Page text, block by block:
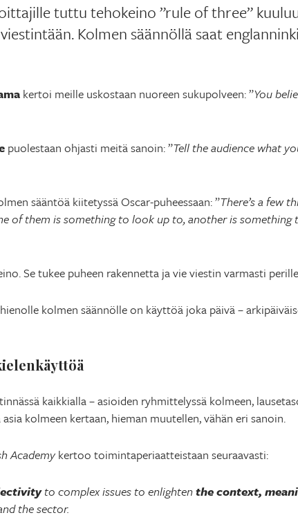
tuttu tehokeino ”rule of three”
Kolmen säännöllä saat
kertoi meille uskostaan nuoreen sukupolveen: ”You
puolestaan ohjasti meitä sanoin: ”Tell the audience what
sääntöä kiitetyssä Oscar-puheessaan: ”There’s a few
of them is something to look up to, another is
Se tukee puheen rakennetta ja vie viestin varmasti
kolmen säännölle on käyttöä joka päivä –
kaikkialla – asioiden ryhmittelyssä kolmeen,
kolmeen kertaan, hieman muutellen, vähän eri sanoin.
Academykertoo toimintaperiaatteistaan seuraavasti:
to complex issues to enlightenthe context,
the sector.